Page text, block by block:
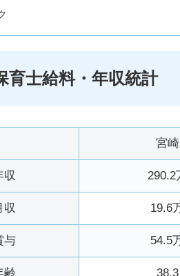
育士給料・年収統計
宮
収 290.2
収 19.6
与 54.5
齢